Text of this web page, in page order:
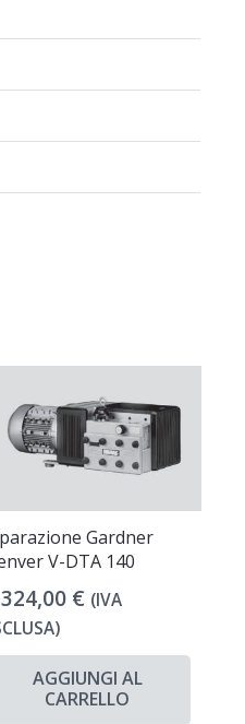
Gardner
V-DTA 140
€ (IVA
AGGIUNGI AL
CARRELLO